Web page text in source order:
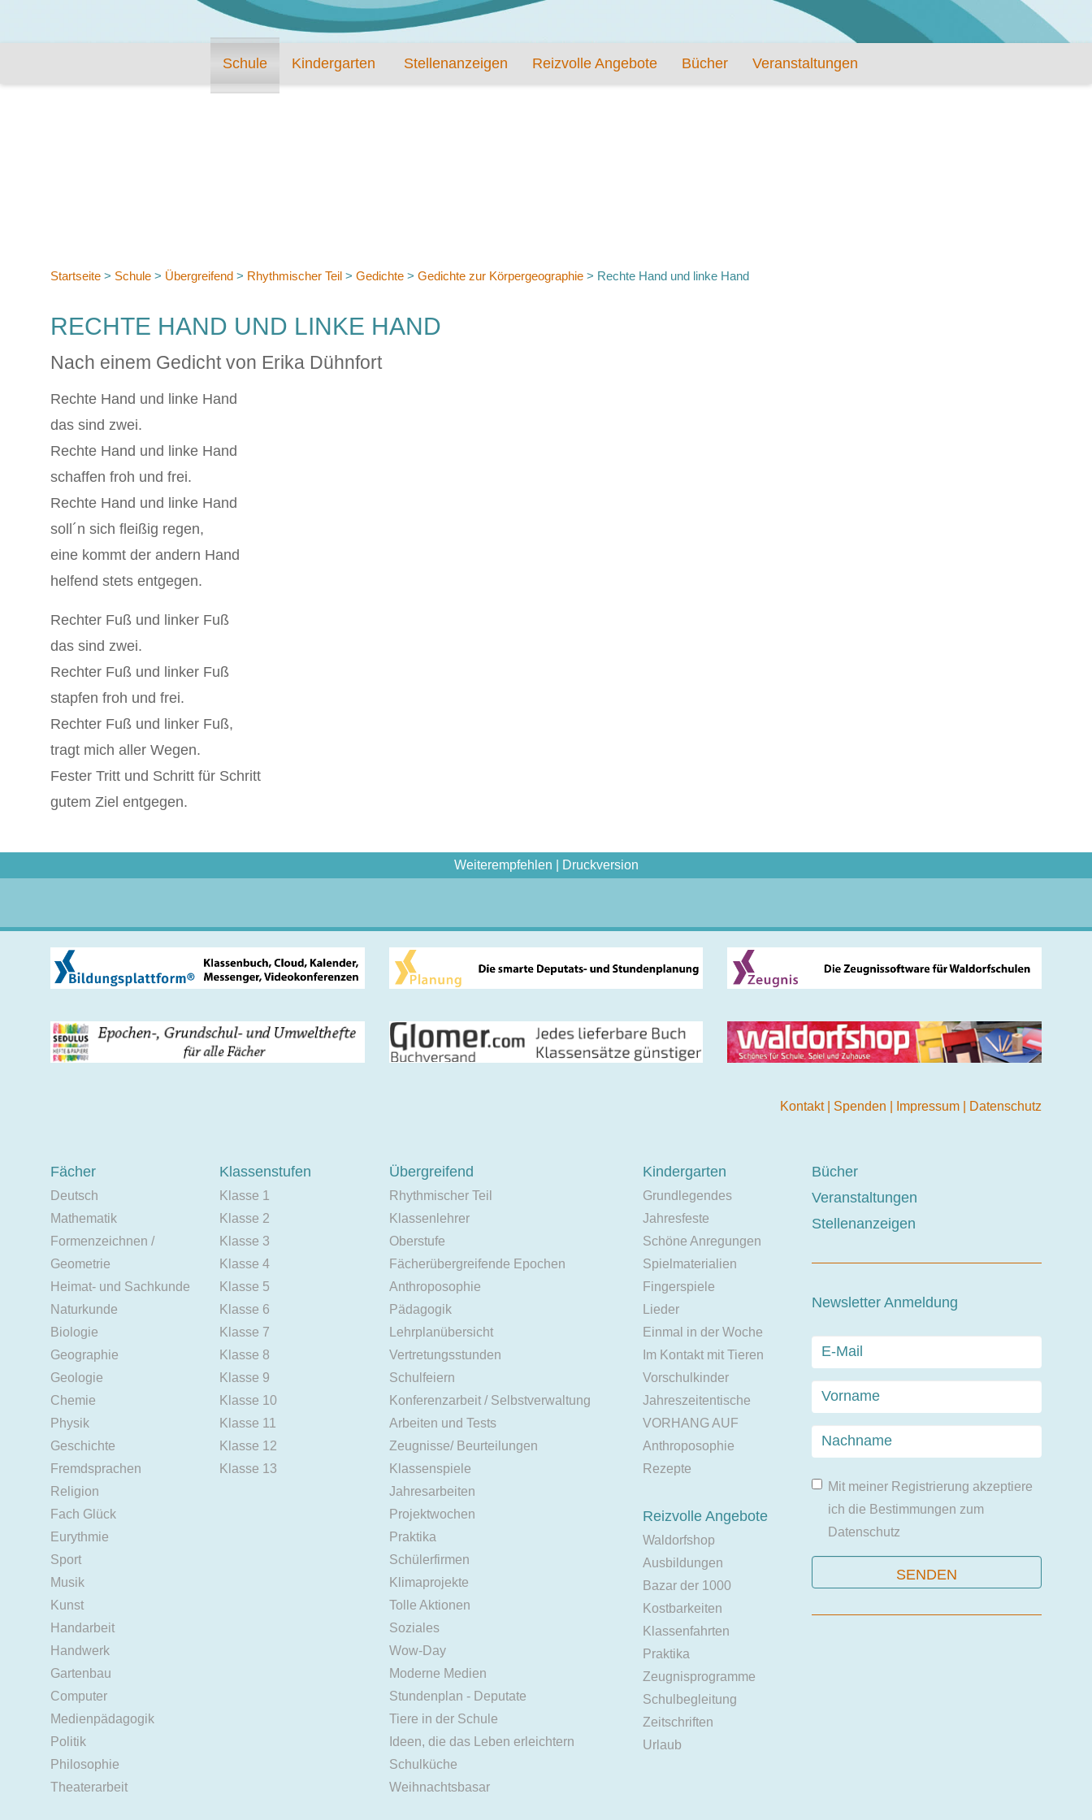
Schule Kindergarten Stellenanzeigen Reizvolle Angebote Bücher Veranstaltungen
Startseite > Schule > Übergreifend > Rhythmischer Teil > Gedichte > Gedichte zur Körpergeographie > Rechte Hand und linke Hand
RECHTE HAND UND LINKE HAND
Nach einem Gedicht von Erika Dühnfort
Rechte Hand und linke Hand
das sind zwei.
Rechte Hand und linke Hand
schaffen froh und frei.
Rechte Hand und linke Hand
soll´n sich fleißig regen,
eine kommt der andern Hand
helfend stets entgegen.
Rechter Fuß und linker Fuß
das sind zwei.
Rechter Fuß und linker Fuß
stapfen froh und frei.
Rechter Fuß und linker Fuß,
tragt mich aller Wegen.
Fester Tritt und Schritt für Schritt
gutem Ziel entgegen.
Weiterempfehlen Druckversion
Kontakt Spenden Impressum Datenschutz
Fächer
Deutsch
Mathematik
Formenzeichnen /
Geometrie
Heimat- und Sachkunde
Naturkunde
Biologie
Geographie
Geologie
Chemie
Physik
Geschichte
Fremdsprachen
Religion
Fach Glück
Eurythmie
Sport
Musik
Kunst
Handarbeit
Handwerk
Gartenbau
Computer
Medienpädagogik
Politik
Philosophie
Theaterarbeit
Klassenstufen
Klasse 1
Klasse 2
Klasse 3
Klasse 4
Klasse 5
Klasse 6
Klasse 7
Klasse 8
Klasse 9
Klasse 10
Klasse 11
Klasse 12
Klasse 13
Übergreifend
Rhythmischer Teil
Klassenlehrer
Oberstufe
Fächerübergreifende Epochen
Anthroposophie
Pädagogik
Lehrplanübersicht
Vertretungsstunden
Schulfeiern
Konferenzarbeit / Selbstverwaltung
Arbeiten und Tests
Zeugnisse/ Beurteilungen
Klassenspiele
Jahresarbeiten
Projektwochen
Praktika
Schülerfirmen
Klimaprojekte
Tolle Aktionen
Soziales
Wow-Day
Moderne Medien
Stundenplan - Deputate
Tiere in der Schule
Ideen, die das Leben erleichtern
Schulküche
Weihnachtsbasar
Kindergarten
Grundlegendes
Jahresfeste
Schöne Anregungen
Spielmaterialien
Fingerspiele
Lieder
Einmal in der Woche
Im Kontakt mit Tieren
Vorschulkinder
Jahreszeitentische
VORHANG AUF
Anthroposophie
Rezepte
Reizvolle Angebote
Waldorfshop
Ausbildungen
Bazar der 1000
Kostbarkeiten
Klassenfahrten
Praktika
Zeugnisprogramme
Schulbegleitung
Zeitschriften
Urlaub
Bücher
Veranstaltungen
Stellenanzeigen
Newsletter Anmeldung
Mit meiner Registrierung akzeptiere
ich die Bestimmungen zum
Datenschutz